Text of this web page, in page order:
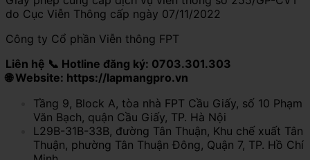
do Cục Viễn Thông cấp ngày 07/11/2022
Công ty Cổ phần Viễn thông FPT
Liên hệ 📞 Hotline đăng ký: 0703.301.303
🌐 Website: https://lapmangpro.vn
Tầng 9, Block A, tòa nhà FPT Cầu Giấy, số 10 Phạm
Văn Bạch, quận Cầu Giấy, TP. Hà Nội
L29B-31B-33B, đường Tân Thuận, Khu chế xuất Tân
Thuận, phường Tân Thuận Đông, Quận 7, TP. Hồ Chí